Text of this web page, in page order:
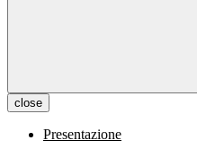
close
Presentazione